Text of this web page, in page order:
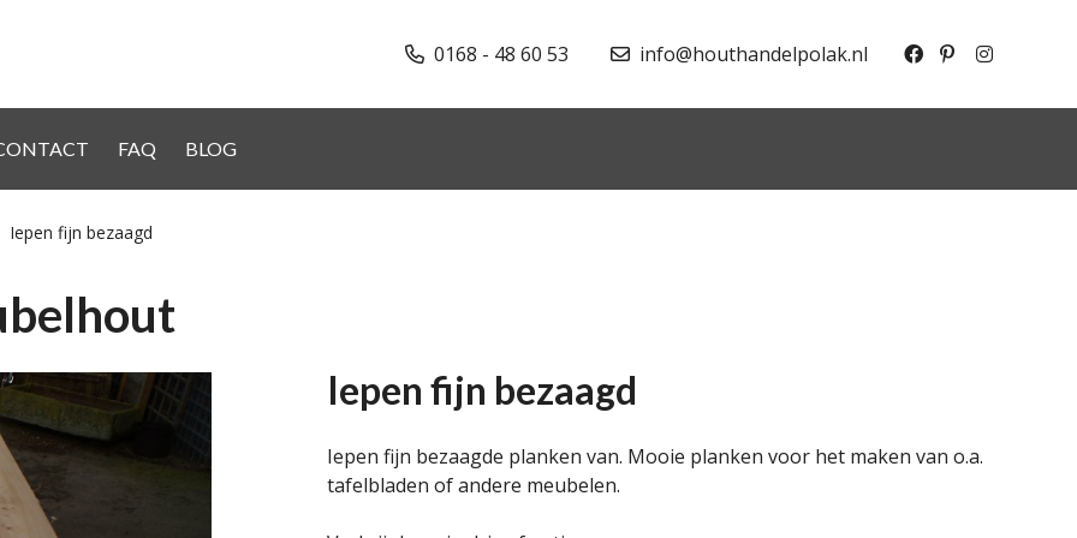
0168 - 48 60 53 info@houthandelpolak.nl
FAQ BLOG
Iepen fijn bezaagd
Iepen fijn bezaagd
Iepen fijn bezaagde planken van. Mooie planken voor het maken van o.a.
tafelbladen of andere meubelen.